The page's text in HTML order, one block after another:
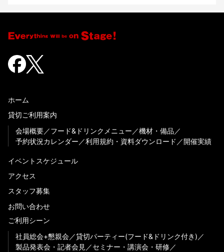
ホーム
貸切ご利用案内
会場概要
フード&ドリンクメニュー
機材・備品
予約状況カレンダー
利用規約・資料ダウンロード 開催実績
イベントスケジュール
アクセス
スタッフ募集
お問い合わせ
ご利用シーン
社員総会+懇親会
貸切パーティー(フード&ドリンク付き)
製品発表会・記者会見
セミナー・講演会・研修